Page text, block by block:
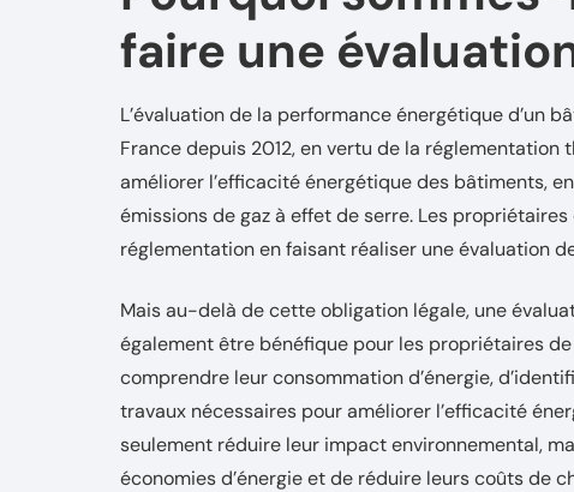
faire une
L’évaluation de la performance énergétique d’un
France depuis 2012, en vertu de la réglementation
améliorer l’efficacité énergétique des bâtiments,
émissions de gaz à effet de serre. Les
réglementation en faisant réaliser une évaluation
Mais au-delà de cette obligation légale, une
également être bénéfique pour les propriétaires
comprendre leur consommation d’énergie,
travaux nécessaires pour améliorer l’efficacité
seulement réduire leur impact environnemental,
économies d’énergie et de réduire leurs coûts de